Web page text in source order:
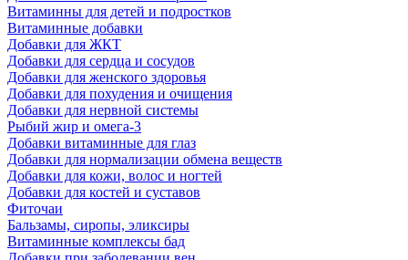
Витаминны для детей и подростков
Витаминные добавки
Добавки для ЖКТ
Добавки для сердца и сосудов
Добавки для женского здоровья
Добавки для похудения и очищения
Добавки для нервной системы
Рыбий жир и омега-3
Добавки витаминные для глаз
Добавки для нормализации обмена веществ
Добавки для кожи, волос и ногтей
Добавки для костей и суставов
Фиточаи
Бальзамы, сиропы, эликсиры
Витаминные комплексы бад